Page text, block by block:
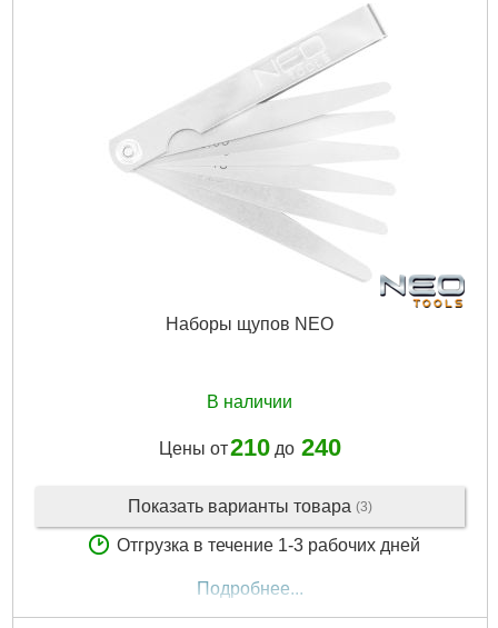
Подробнее...
Наборы щупов NEO
В наличии
Цены от210до 240
Показать варианты товара (3)
Отгрузка в течение 1-3 рабочих дней
Подробнее...